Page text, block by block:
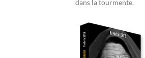
dans la tourmente.